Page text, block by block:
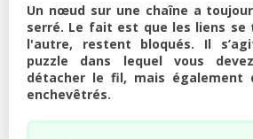
Un nœud sur une chaîne a
serré. Le fait est que les liens se
l'autre, restent bloqués. Il
puzzle dans lequel vous
détacher le fil, mais également
enchevêtrés.